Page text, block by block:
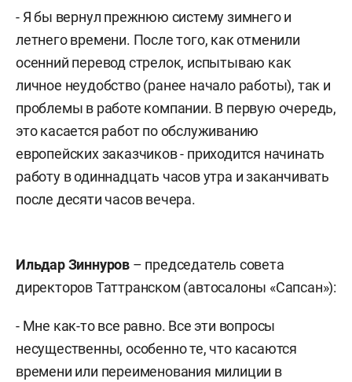
- Я бы вернул прежнюю систему зимнего и
летнего времени. После того, как отменили
осенний перевод стрелок, испытываю как
личное неудобство (ранее начало работы), так и
проблемы в работе компании. В первую очередь,
это касается работ по обслуживанию
европейских заказчиков - приходится начинать
работу в одиннадцать часов утра и заканчивать
после десяти часов вечера.
Ильдар Зиннуров – председатель совета
директоров Таттранском (автосалоны «Сапсан»):
- Мне как-то все равно. Все эти вопросы
несущественны, особенно те, что касаются
времени или переименования милиции в